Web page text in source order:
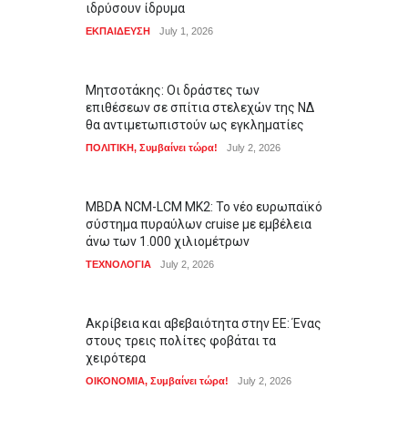
ιδρύσουν ίδρυμα
ΕΚΠΑΙΔΕΥΣΗ July 1, 2026
Μητσοτάκης: Οι δράστες των
επιθέσεων σε σπίτια στελεχών της ΝΔ
θα αντιμετωπιστούν ως εγκληματίες
ΠΟΛΙΤΙΚΗ, Συμβαίνει τώρα! July 2, 2026
MBDA NCM-LCM MK2: Το νέο ευρωπαϊκό
σύστημα πυραύλων cruise με εμβέλεια
άνω των 1.000 χιλιομέτρων
ΤΕΧΝΟΛΟΓΙΑ July 2, 2026
Ακρίβεια και αβεβαιότητα στην ΕΕ: Ένας
στους τρεις πολίτες φοβάται τα
χειρότερα
ΟΙΚΟΝΟΜΙΑ, Συμβαίνει τώρα! July 2, 2026